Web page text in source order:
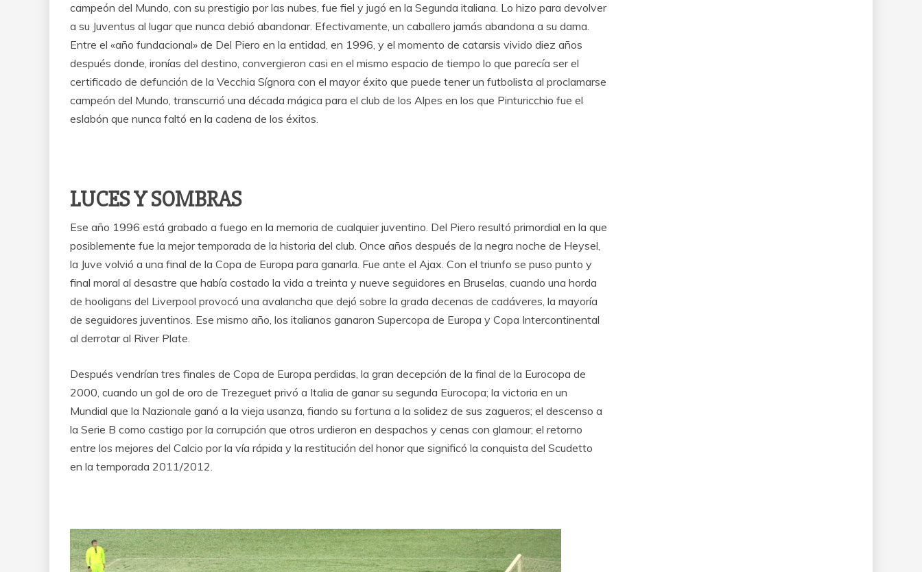
campeón del Mundo, con su prestigio por las nubes, fue fiel y jugó en la Segunda italiana. Lo hizo para devolver
a su Juventus al lugar que nunca debió abandonar. Efectivamente, un caballero jamás abandona a su dama.
Entre el «año fundacional» de Del Piero en la entidad, en 1996, y el momento de catarsis vivido diez años
después donde, ironías del destino, convergieron casi en el mismo espacio de tiempo lo que parecía ser el
certificado de defunción de la Vecchia Sígnora con el mayor éxito que puede tener un futbolista al proclamarse
campeón del Mundo, transcurrió una década mágica para el club de los Alpes en los que Pinturicchio fue el
eslabón que nunca faltó en la cadena de los éxitos.
LUCES Y SOMBRAS
Ese año 1996 está grabado a fuego en la memoria de cualquier juventino. Del Piero resultó primordial en la que
posiblemente fue la mejor temporada de la historia del club. Once años después de la negra noche de Heysel,
la Juve volvió a una final de la Copa de Europa para ganarla. Fue ante el Ajax. Con el triunfo se puso punto y
final moral al desastre que había costado la vida a treinta y nueve seguidores en Bruselas, cuando una horda
de hooligans del Liverpool provocó una avalancha que dejó sobre la grada decenas de cadáveres, la mayoría
de seguidores juventinos. Ese mismo año, los italianos ganaron Supercopa de Europa y Copa Intercontinental
al derrotar al River Plate.
Después vendrían tres finales de Copa de Europa perdidas, la gran decepción de la final de la Eurocopa de
2000, cuando un gol de oro de Trezeguet privó a Italia de ganar su segunda Eurocopa; la victoria en un
Mundial que la Nazionale ganó a la vieja usanza, fiando su fortuna a la solidez de sus zagueros; el descenso a
la Serie B como castigo por la corrupción que otros urdieron en despachos y cenas con glamour; el retorno
entre los mejores del Calcio por la vía rápida y la restitución del honor que significó la conquista del Scudetto
en la temporada 2011/2012.